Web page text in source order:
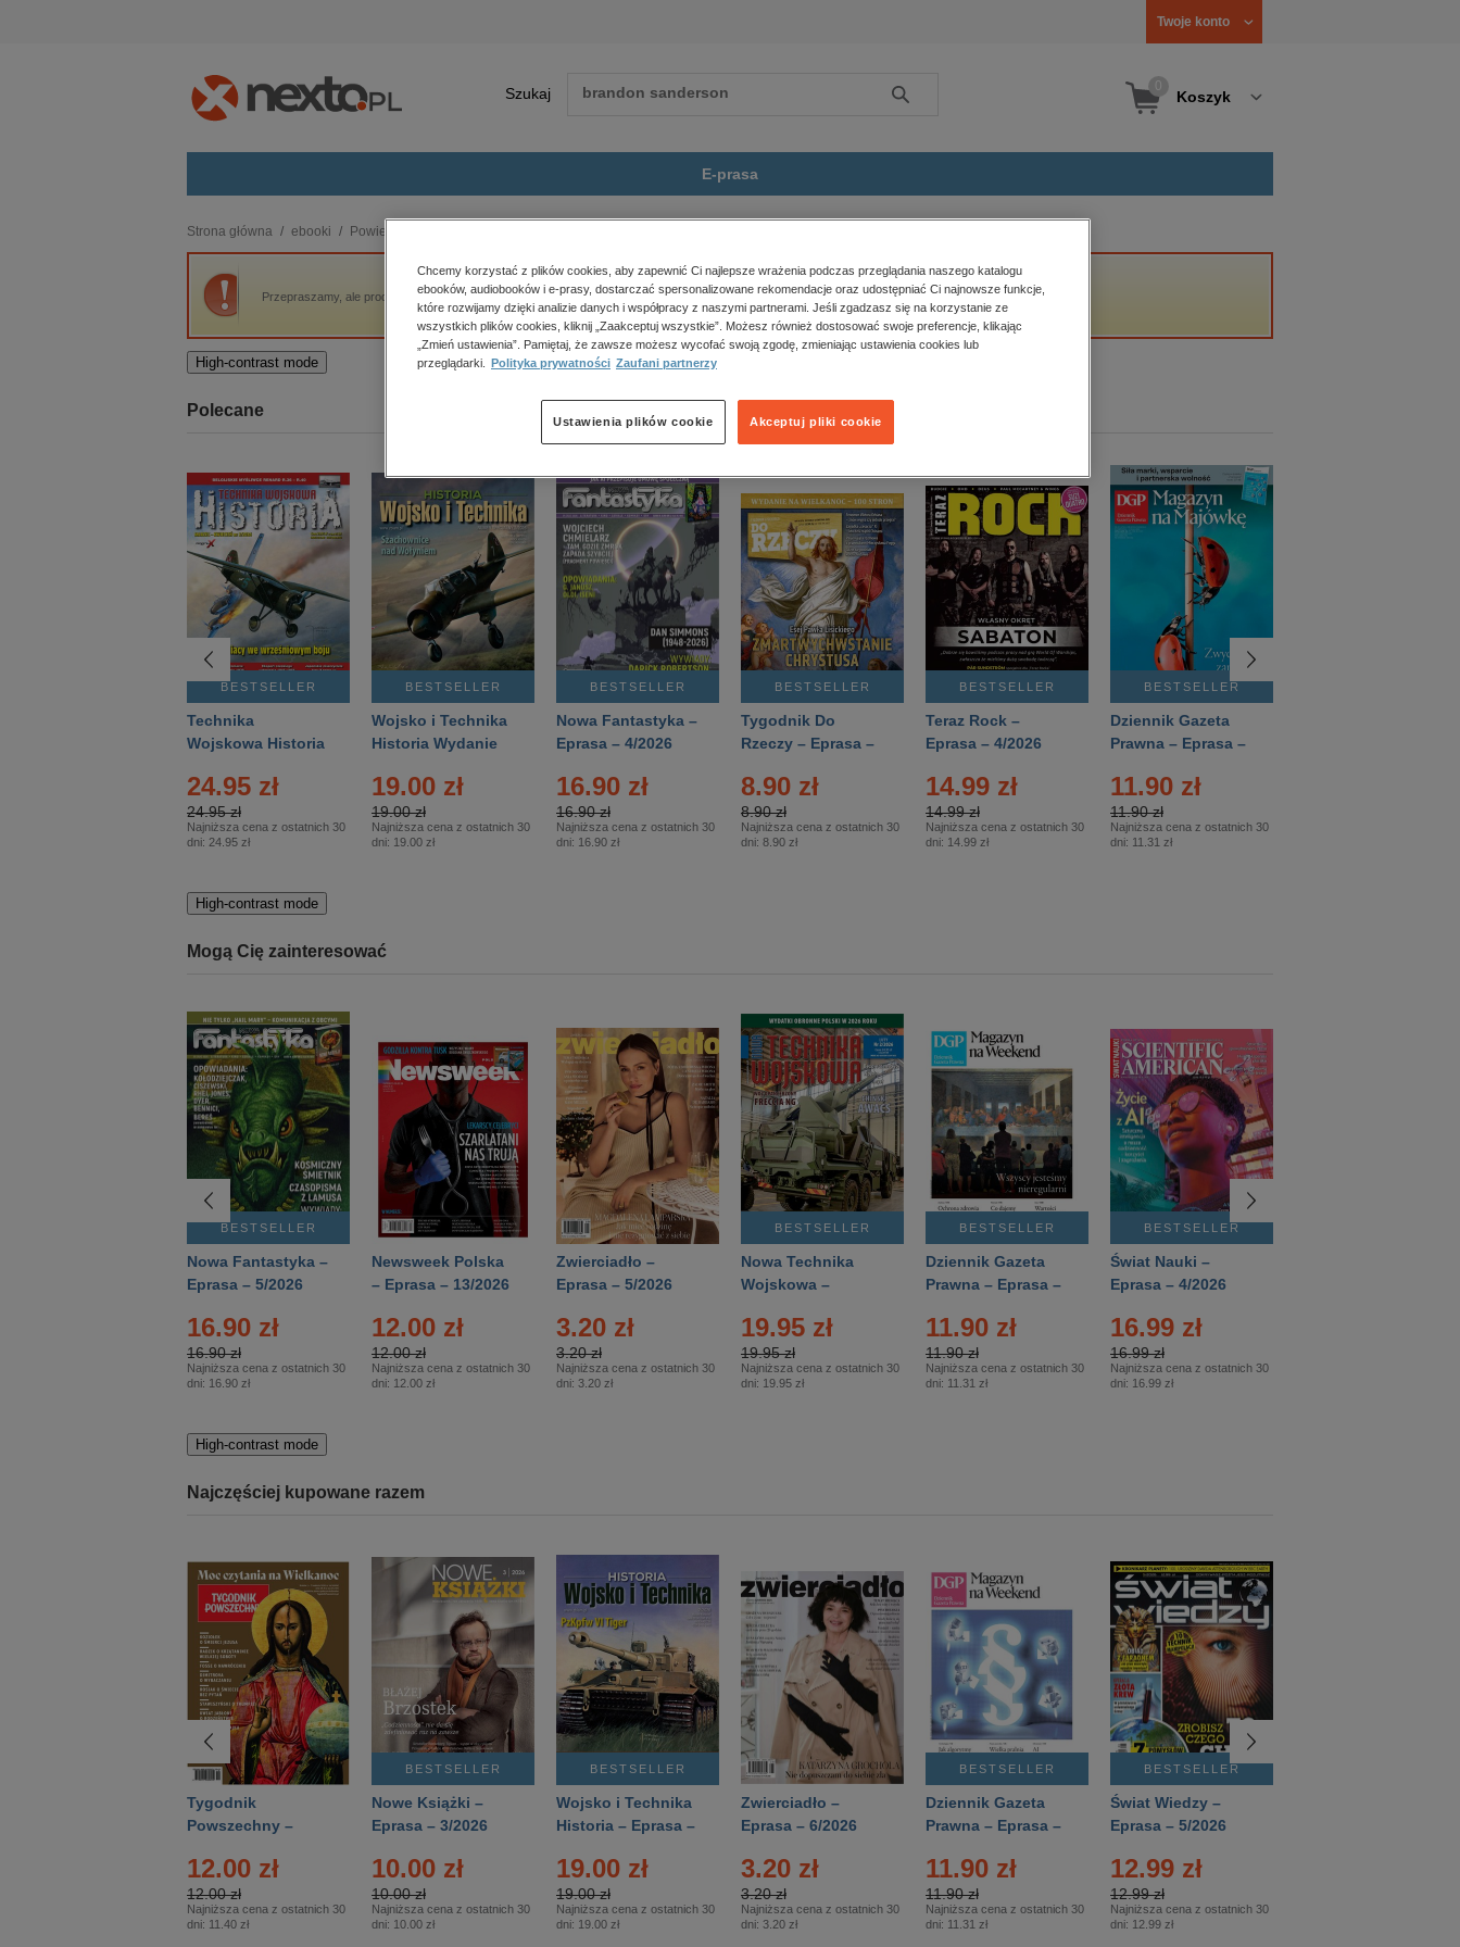
Twoje konto
Szukaj Szukaj Koszyk
E-prasa
budownictwo, aranżacja wnętrz
biznesowe, branżowe, gospodarka
darmowe wydania
edukacja
kobiece, lifestyle, kultura
polityka, społeczno-informacyjne
psychologiczne
inne
popularno-naukowe
historia
zdrowie
religie
Strona główna ebooki Powieść
Przepraszamy, ale produkt „Robinson Crusoe - Robinson Crusoé” nie jest dostępny.
High-contrast mode
Polecane
BESTSELLER
Technika
Wojskowa Historia
24.95 zł
24.95 zł
Najniższa cena z ostatnich 30
dni: 24.95 zł
BESTSELLER
Wojsko i Technika
Historia Wydanie
– 2/2026
19.00 zł
19.00 zł
Najniższa cena z ostatnich 30
dni: 19.00 zł
BESTSELLER
Nowa Fantastyka –
Eprasa – 4/2026
16.90 zł
16.90 zł
Najniższa cena z ostatnich 30
dni: 16.90 zł
BESTSELLER
Tygodnik Do
Rzeczy – Eprasa –
8.90 zł
8.90 zł
Najniższa cena z ostatnich 30
dni: 8.90 zł
BESTSELLER
Teraz Rock –
Eprasa – 4/2026
14.99 zł
14.99 zł
Najniższa cena z ostatnich 30
dni: 14.99 zł
BESTSELLER
Dziennik Gazeta
Prawna – Eprasa –
11.90 zł
11.90 zł
Najniższa cena z ostatnich 30
dni: 11.31 zł
High-contrast mode
Mogą Cię zainteresować
BESTSELLER
Nowa Fantastyka –
Eprasa – 5/2026
16.90 zł
16.90 zł
Najniższa cena z ostatnich 30
dni: 16.90 zł
Newsweek Polska
– Eprasa – 13/2026
12.00 zł
12.00 zł
Najniższa cena z ostatnich 30
dni: 12.00 zł
Zwierciadło –
Eprasa – 5/2026
3.20 zł
3.20 zł
Najniższa cena z ostatnich 30
dni: 3.20 zł
BESTSELLER
Nowa Technika
Wojskowa –
19.95 zł
19.95 zł
Najniższa cena z ostatnich 30
dni: 19.95 zł
BESTSELLER
Dziennik Gazeta
Prawna – Eprasa –
11.90 zł
11.90 zł
Najniższa cena z ostatnich 30
dni: 11.31 zł
BESTSELLER
Świat Nauki –
Eprasa – 4/2026
16.99 zł
16.99 zł
Najniższa cena z ostatnich 30
dni: 16.99 zł
High-contrast mode
Najczęściej kupowane razem
Tygodnik
Powszechny –
12.00 zł
12.00 zł
Najniższa cena z ostatnich 30
dni: 11.40 zł
BESTSELLER
Nowe Książki –
Eprasa – 3/2026
10.00 zł
10.00 zł
Najniższa cena z ostatnich 30
dni: 10.00 zł
BESTSELLER
Wojsko i Technika
Historia – Eprasa –
19.00 zł
19.00 zł
Najniższa cena z ostatnich 30
dni: 19.00 zł
Zwierciadło –
Eprasa – 6/2026
3.20 zł
3.20 zł
Najniższa cena z ostatnich 30
dni: 3.20 zł
BESTSELLER
Dziennik Gazeta
Prawna – Eprasa –
11.90 zł
11.90 zł
Najniższa cena z ostatnich 30
dni: 11.31 zł
BESTSELLER
Świat Wiedzy –
Eprasa – 5/2026
12.99 zł
12.99 zł
Najniższa cena z ostatnich 30
dni: 12.99 zł
Chcemy korzystać z plików cookies, aby zapewnić Ci najlepsze wrażenia podczas przeglądania naszego katalogu
ebooków, audiobooków i e-prasy, dostarczać spersonalizowane rekomendacje oraz udostępniać Ci najnowsze funkcje,
które rozwijamy dzięki analizie danych i współpracy z naszymi partnerami. Jeśli zgadzasz się na korzystanie ze
wszystkich plików cookies, kliknij „Zaakceptuj wszystkie”. Możesz również dostosować swoje preferencje, klikając
„Zmień ustawienia”. Pamiętaj, że zawsze możesz wycofać swoją zgodę, zmieniając ustawienia cookies lub
przeglądarki.
Polityka prywatności Zaufani partnerzy
Akceptuj pliki cookie
Ustawienia plików cookie